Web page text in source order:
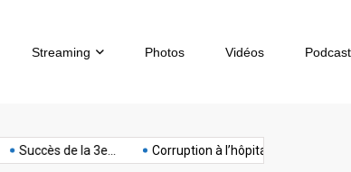
Streaming Photos Vidéos
Succès de la 3e... Corruption à l’hôpital de...
sous-
marin
Spectacle Sport Tech terrorisme